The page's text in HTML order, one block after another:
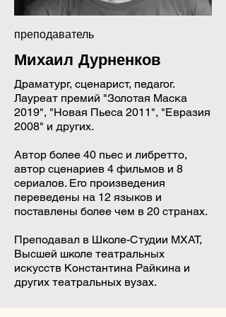
МОЖНО ЛИ ПРИЕХАТЬ С
МУЖЕМ, ЖЕНОЙ, ДЕТЬМИ?
Идея выездной мастерской в
том, чтобы сменить обстановку,
отвлечься и сосредоточиться на
творчестве. Помимо прочего, вы
отдохнете и перезагрузитесь, но
это не отпуск, и ваши "плюс
один" будут отвлекать вас и
других участников. Вы
сможете обсудить свой опыт.
МОЖНО ЛИ ПРИЕХАТЬ В
преподаватель
Михаил Дурненков
Драматург, сценарист, педагог.
Лауреат премий "Золотая Маска
2019", "Новая Пьеса 2011", "Евразия
2008" и других.
Автор более 40 пьес и либретто,
автор сценариев 4 фильмов и 8
сериалов. Его произведения
переведены на 12 языков и
поставлены более чем в 20 странах.
Преподавал в Школе-Студии МХАТ,
Высшей школе театральных
искусств Константина Райкина и
других театральных вузах.